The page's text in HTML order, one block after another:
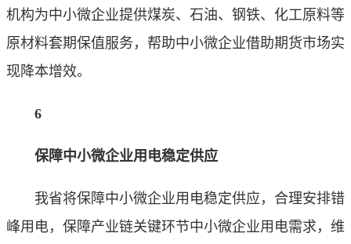
机构为中小微企业提供煤炭、石油、钢铁、化工原料等
原材料套期保值服务，帮助中小微企业借助期货市场实
现降本增效。
6
保障中小微企业用电稳定供应
我省将保障中小微企业用电稳定供应，合理安排错
峰用电，保障产业链关键环节中小微企业用电需求，维